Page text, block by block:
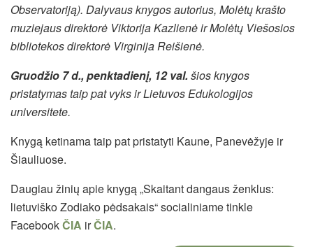
Observatoriją). Dalyvaus knygos autorius, Molėtų krašto
muziejaus direktorė Viktorija Kazlienė ir Molėtų Viešosios
bibliotekos direktorė Virginija Reišienė.
Gruodžio 7 d., penktadienį, 12 val. šios knygos
pristatymas taip pat vyks ir Lietuvos Edukologijos
universitete.
Knygą ketinama taip pat pristatyti Kaune, Panevėžyje ir
Šiauliuose.
Daugiau žinių apie knygą „Skaitant dangaus ženklus:
lietuviško Zodiako pėdsakais“ socialiniame tinkle
FacebookČIA irČIA.